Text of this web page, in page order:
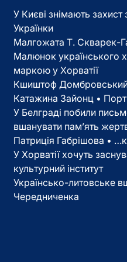
У Києві знімають захист
Українки
Малгожата Т. Скварек-
Малюнок українського
маркою у Хорватії
Кшиштоф Домбровський
Катажина Зайонц •
У Белграді побили
вшанувати пам’ять
Патриція Габрішова •
У Хорватії хочуть
культурний інститут
Українсько-литовське
Чередниченка